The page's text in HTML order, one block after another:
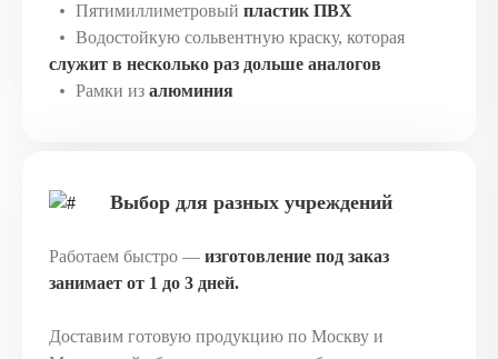
Пятимиллиметровый пластик ПВХ
Водостойкую сольвентную краску, которая
служит в несколько раз дольше аналогов
Рамки из алюминия
Выбор для разных учреждений
Работаем быстро — изготовление под заказ
занимает от 1 до 3 дней.
Доставим готовую продукцию по Москву и